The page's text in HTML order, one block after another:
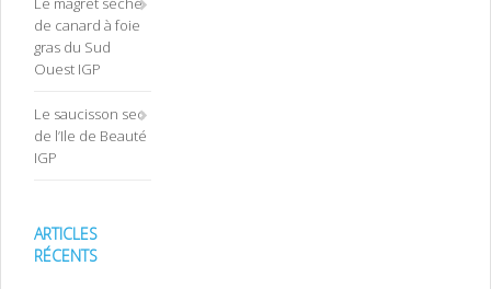
de canard à foie
gras du Sud
Ouest IGP
Le saucisson sec
de l’Ile de Beauté
IGP
ARTICLES
RÉCENTS